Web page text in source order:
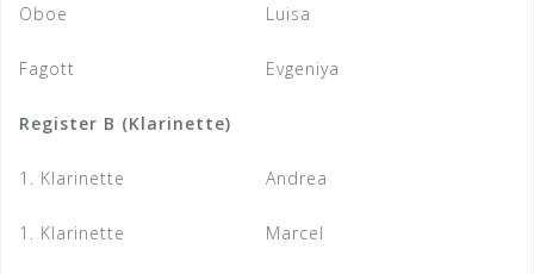
Oboe
Fagott
Luisa
Evgeniya
Register B (Klarinette)
1. Klarinette
1. Klarinette
Andrea
Marcel